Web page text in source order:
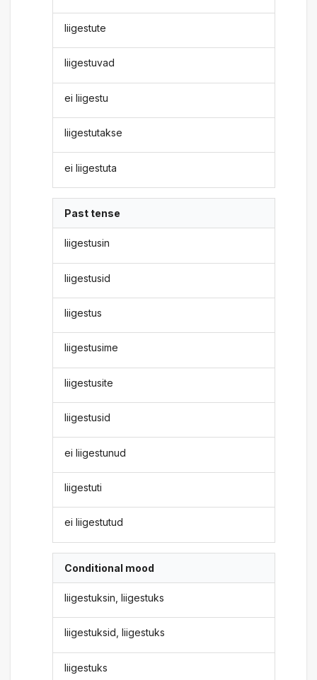
liigestute
liigestuvad
ei liigestu
liigestutakse
ei liigestuta
Past tense
liigestusin
liigestusid
liigestus
liigestusime
liigestusite
liigestusid
ei liigestunud
liigestuti
ei liigestutud
Conditional mood
liigestuksin, liigestuks
liigestuksid, liigestuks
liigestuks